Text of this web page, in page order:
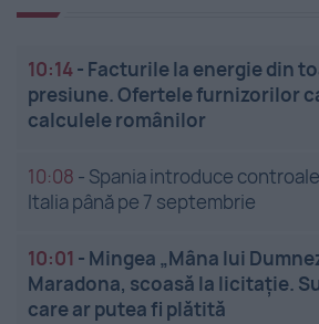
10:14- Facturile la energie din
presiune. Ofertele furnizorilor
calculele românilor
10:08 - Spania introduce
Italia până pe 7 septembrie
10:01 - Mingea „Mâna lui
Maradona, scoasă la licitație.
care ar putea fi plătită